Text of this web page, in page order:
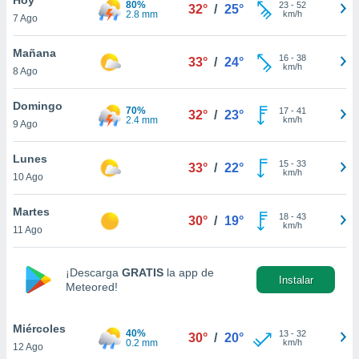
en
más
nuestra
de
aceptar
de
7 Ago
80%
2.8 mm
32° / 25° 23- 52
km/h
Mañana
8 Ago
33° / 24° 16- 38
km/h
Domingo
9 Ago
70%
2.4 mm
32° / 23° 17- 41
km/h
Lunes
10 Ago
33° / 22° 15- 33
km/h
Martes
11 Ago
30° / 19° 18- 43
km/h
¡Descarga GRATIS la app de
Meteored!
Instalar
Miércoles
12 Ago
40%
0.2 mm
30° / 20° 13- 32
km/h